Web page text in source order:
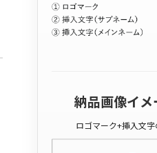
納品画像イメ
ロゴマーク+挿入文字